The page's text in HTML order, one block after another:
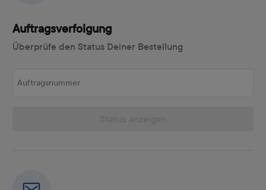
Auftragsverfolgung
Überprüfe den Status Deiner Bestellung